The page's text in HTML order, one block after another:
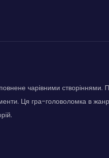
чарівними створіннями.
Ця гра-головоломка в